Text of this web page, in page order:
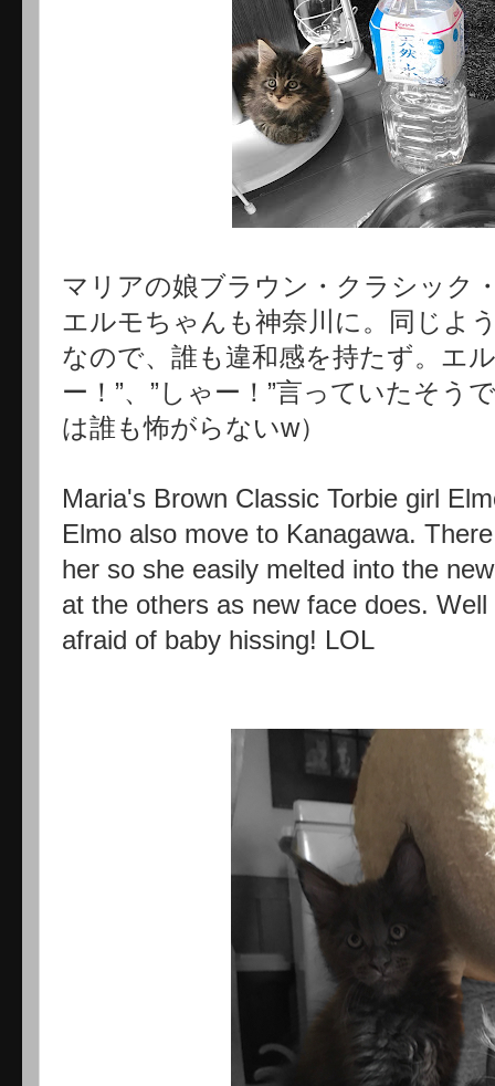
マリアの娘ブラウン・クラシック
エルモちゃんも神奈川に。同じよ
なので、誰も違和感を持たず。エ
ー！”、”しゃー！”言っていたそう
は誰も怖がらないw）
Maria's Brown Classic Torbie girl
Elmo also move to Kanagawa.
her so she easily melted into the
at the others as new face does.
afraid of baby hissing! LOL